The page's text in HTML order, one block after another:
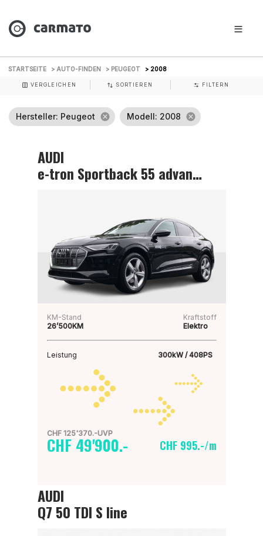
STARTSEITE > AUTO-FINDEN > PEUGEOT > 2008
VERGLEICHEN SORTIEREN FILTERN
Hersteller: Peugeot cancel Modell: 2008 cancel
AUDI
e-tron Sportback 55 advanced
KM-Stand
26’500KM
Kraftstoff
Elektro
Leistung 300kW / 408PS
CHF 125'370.-UVP
CHF 49'900.- CHF 995.-/m
AUDI
Q7 50 TDI S line